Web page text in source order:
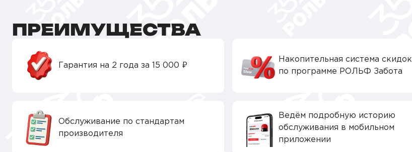
ПРЕИМУЩЕСТВА
Гарантия на 2 года за 15 000 ₽
Накопительная система скидок
по программе РОЛЬФ Забота
Обслуживание по стандартам
производителя
Ведём подробную историю
обслуживания в мобильном
приложении